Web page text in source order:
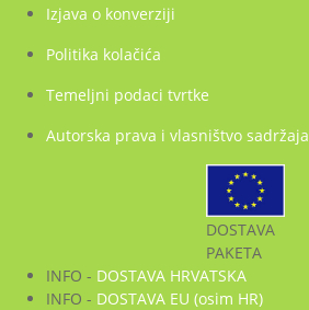
Izjava o konverziji
Politika kolačića
Temeljni podaci tvrtke
Autorska prava i vlasništvo sadržaja
DOSTAVA
PAKETA
INFO - DOSTAVA HRVATSKA
INFO - DOSTAVA EU (osim HR)